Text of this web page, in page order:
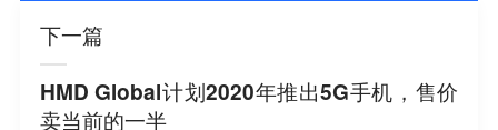
下一篇
HMD Global计划2020年推出5G手机，售价
卖当前的一半